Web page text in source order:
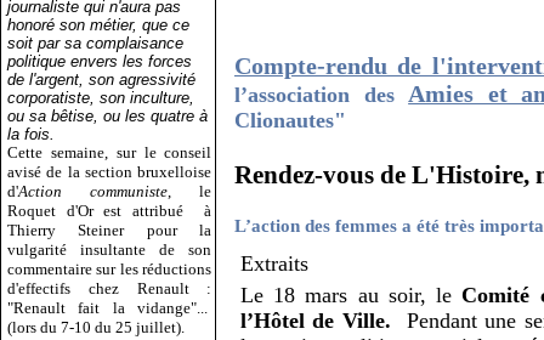
journaliste qui n'aura pas
honoré son métier, que ce
soit par sa complaisance
politique envers les forces
de l'argent, son agressivité
corporatiste, son inculture,
ou sa bêtise, ou les quatre à
la fois.
Cette semaine, sur le conseil
avisé de la section bruxelloise
d'Action communiste , le
Roquet d'Or est attribué
à
Thierry Steiner pour la
vulgarité insultante de son
commentaire sur les réductions
d'effectifs chez Renault :
"Renault fait la vidange"...
(lors du 7-10 du 25 juillet).
Compte-rendu de
l’association desAmies et
Clionautes"
Rendez-vous de L'Histoire,
L’action des femmes a été très
Extraits
Le 18 mars au soir, leComité
l’Hôtel de Ville.
Pendant une